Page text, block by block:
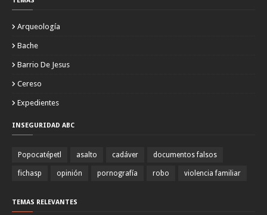
Arqueología
Bache
Barrio De Jesus
Cereso
Expedientes
INSEGURIDAD ABC
Popocatépetl asalto cadáver documentos falsos
fichasp opinión pornografía robo violencia familiar
TEMAS RELEVANTES